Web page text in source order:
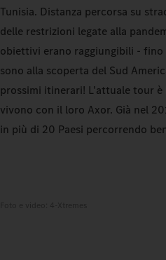
Tunisia. Distanza percorsa su
delle restrizioni legate alla
obiettivi erano raggiungibili - fino
sono alla scoperta del Sud
prossimi itinerari! L'attuale tour è
vivono con il loro Axor. Già nel
in più di 20 Paesi percorrendo